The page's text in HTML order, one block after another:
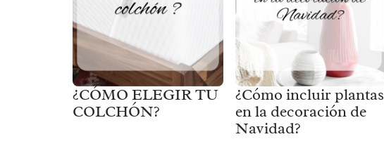
¿CÓMO ELEGIR TU
COLCHÓN?
¿Cómo incluir plantas
en la decoración de
Navidad?